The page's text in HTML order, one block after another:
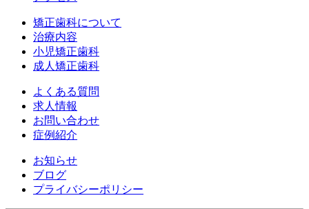
矯正歯科について
治療内容
小児矯正歯科
成人矯正歯科
よくある質問
求人情報
お問い合わせ
症例紹介
お知らせ
ブログ
プライバシーポリシー